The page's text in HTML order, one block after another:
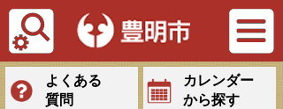
Tiếng Việt
よくある
質問
カレンダー
から探す